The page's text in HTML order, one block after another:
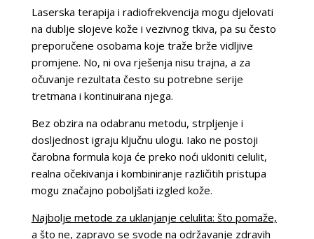
Laserska terapija i radiofrekvencija mogu djelovati
na dublje slojeve kože i vezivnog tkiva, pa su često
preporučene osobama koje traže brže vidljive
promjene. No, ni ova rješenja nisu trajna, a za
očuvanje rezultata često su potrebne serije
tretmana i kontinuirana njega.
Bez obzira na odabranu metodu, strpljenje i
dosljednost igraju ključnu ulogu. Iako ne postoji
čarobna formula koja će preko noći ukloniti celulit,
realna očekivanja i kombiniranje različitih pristupa
mogu značajno poboljšati izgled kože.
Najbolje metode za uklanjanje celulita: što pomaže,
a što ne, zapravo se svode na održavanje zdravih